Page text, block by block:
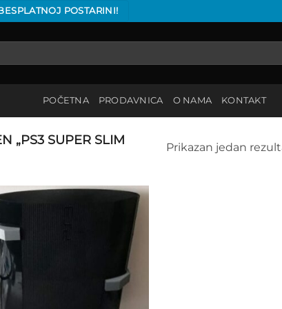
POSTARINI!
POČETNA PRODAVNICA O NAMA KONTAKT
„PS3 SUPER SLIM
Prikazan jedan
Add to
wishlist